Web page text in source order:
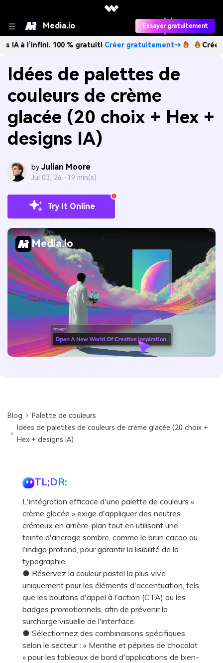
Media.io Essayer gratuitement
100 % gratuit!Créer gratuitement→ Créez des
Idées de palettes de
couleurs de crème
glacée (20 choix + Hex +
designs IA)
by Julian Moore
Jul 03, 26 · 19 min(s)
Try It Online
Media.io
Blog
Palette de couleurs
Idées de palettes de couleurs de crème glacée (20 choix +
Hex + designs IA)
TL;DR:
L'intégration efficace d'une palette de couleurs «
crème glacée » exige d'appliquer des neutres
crémeux en arrière-plan tout en utilisant une
teinte d'ancrage sombre, comme le brun cacao ou
l'indigo profond, pour garantir la lisibilité de la
typographie.
● Réservez la couleur pastel la plus vive
uniquement pour les éléments d'accentuation, tels
que les boutons d'appel à l'action (CTA) ou les
badges promotionnels, afin de prévenir la
surcharge visuelle de l'interface.
● Sélectionnez des combinaisons spécifiques
selon le secteur : « Menthe et pépites de chocolat
» pour les tableaux de bord d'applications de bien-